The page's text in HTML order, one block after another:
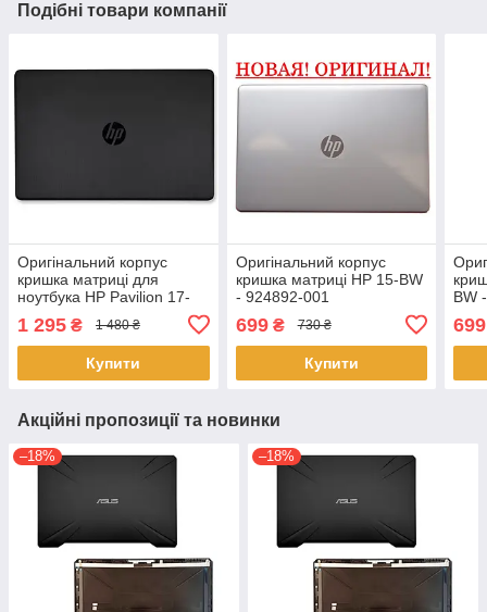
Подібні товари компанії
Оригінальний корпус
кришка матриці для
ноутбука HP Pavilion 17-
BS 17-BR 17-AK (933298-
001, 926490-001)
1 295 ₴ 1 480 ₴
Купити
Оригінальний корпус
кришка матриці HP 15-BW
- 924892-001
699₴ 730 ₴
Купити
BW
699
Акційні пропозиції та новинки
–18% –18%